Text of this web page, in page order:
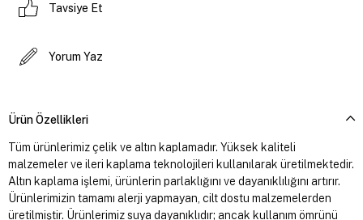
Tavsiye Et
Yorum Yaz
Ürün Özellikleri
Tüm ürünlerimiz çelik ve altın kaplamadır. Yüksek kaliteli
malzemeler ve ileri kaplama teknolojileri kullanılarak üretilmektedir.
Altın kaplama işlemi, ürünlerin parlaklığını ve dayanıklılığını artırır.
Ürünlerimizin tamamı alerji yapmayan, cilt dostu malzemelerden
üretilmiştir. Ürünlerimiz suya dayanıklıdır; ancak kullanım ömrünü